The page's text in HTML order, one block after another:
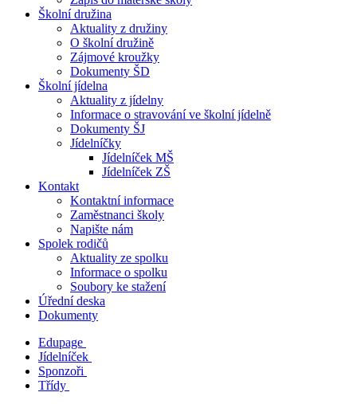
Školní družina
Aktuality z družiny
O školní družině
Zájmové kroužky
Dokumenty ŠD
Školní jídelna
Aktuality z jídelny
Informace o stravování ve školní jídelně
Dokumenty ŠJ
Jídelníčky
Jídelníček MŠ
Jídelníček ZŠ
Kontakt
Kontaktní informace
Zaměstnanci školy
Napište nám
Spolek rodičů
Aktuality ze spolku
Informace o spolku
Soubory ke stažení
Úřední deska
Dokumenty
Edupage
Jídelníček
Sponzoři
Třídy